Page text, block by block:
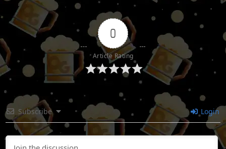
0
Article Rating
Subscribe Login